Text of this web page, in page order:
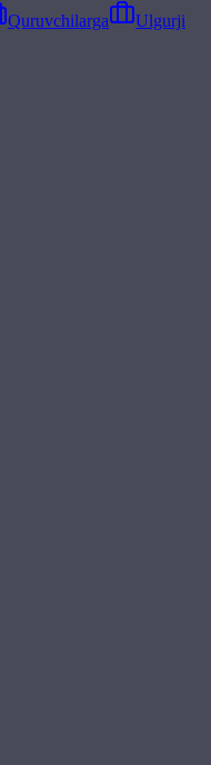
Quruvchilarga
Ulgurji